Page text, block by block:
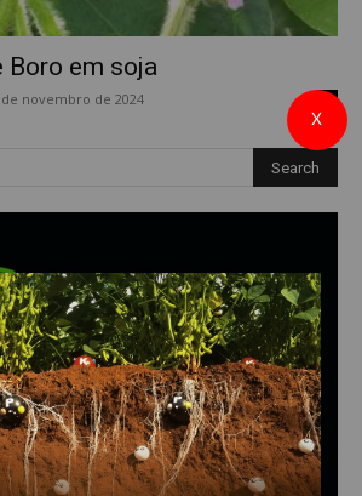
Boro em soja
de novembro de 2024
X